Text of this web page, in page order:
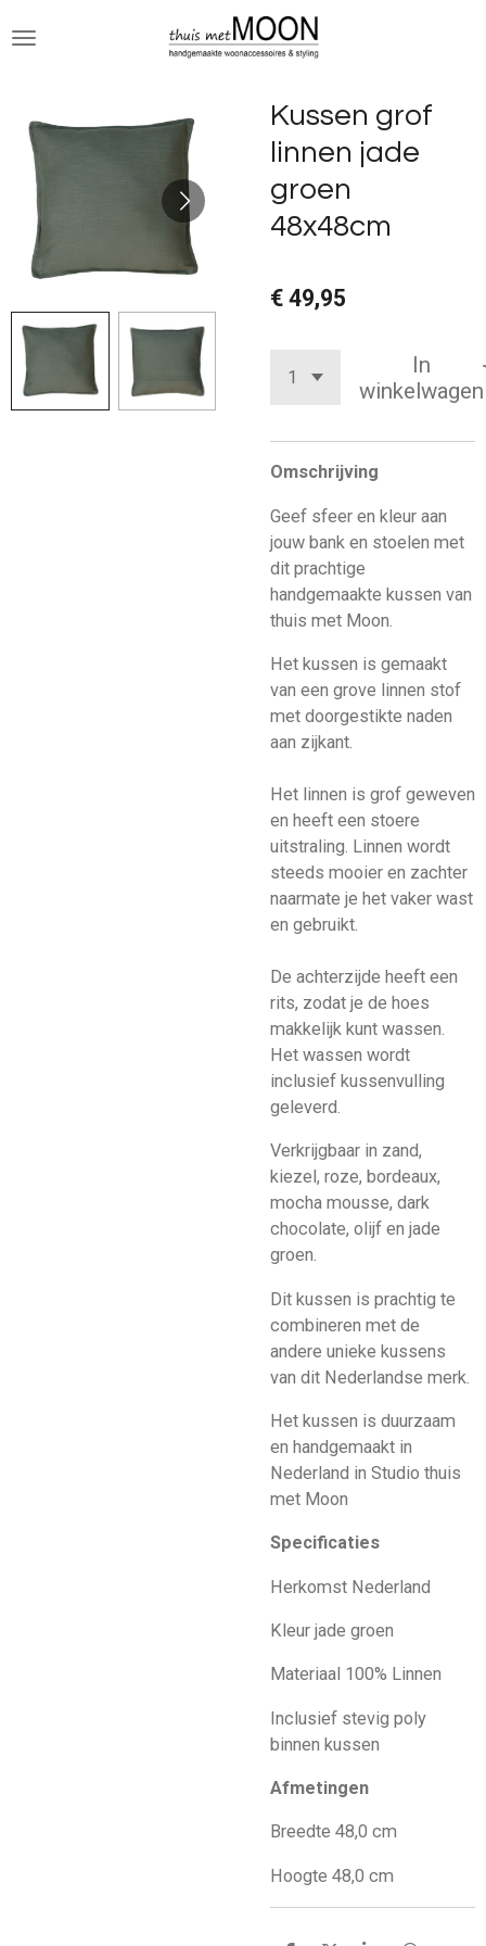
direct
hoofdinhoud
Kussen grof
linnen jade
groen
48x48cm
€ 49,95
In
winkelwagen
Omschrijving
Geef sfeer en kleur aan
jouw bank en stoelen met
dit prachtige
handgemaakte kussen van
thuis met Moon.
Het kussen is gemaakt
van een grove linnen stof
met doorgestikte naden
aan zijkant.
Het linnen is grof geweven
en heeft een stoere
uitstraling. Linnen wordt
steeds mooier en zachter
naarmate je het vaker wast
en gebruikt.
De achterzijde heeft een
rits, zodat je de hoes
makkelijk kunt wassen.
Het wassen wordt
inclusief kussenvulling
geleverd.
Verkrijgbaar in zand,
kiezel, roze, bordeaux,
mocha mousse, dark
chocolate, olijf en jade
groen.
Dit kussen is prachtig te
combineren met de
andere unieke kussens
van dit Nederlandse merk.
Het kussen is duurzaam
en handgemaakt in
Nederland in Studio thuis
met Moon
Specificaties
Herkomst Nederland
Kleur jade groen
Materiaal 100% Linnen
Inclusief stevig poly
binnen kussen
Afmetingen
Breedte 48,0 cm
Hoogte 48,0 cm